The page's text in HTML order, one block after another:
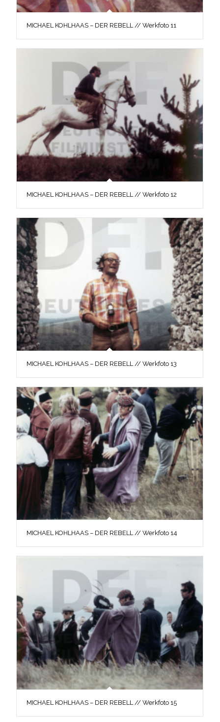
MICHAEL KOHLHAAS – DER REBELL // Werkfoto 11
MICHAEL KOHLHAAS – DER REBELL // Werkfoto 12
MICHAEL KOHLHAAS – DER REBELL // Werkfoto 13
MICHAEL KOHLHAAS – DER REBELL // Werkfoto 14
MICHAEL KOHLHAAS – DER REBELL // Werkfoto 15